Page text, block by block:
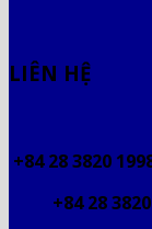
LIÊN HỆ
+84 28 3820
+84 28